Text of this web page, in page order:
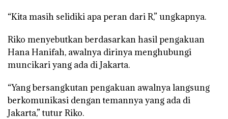
“Kita masih selidiki apa peran dari R,” ungkapnya.
Riko menyebutkan berdasarkan hasil pengakuan
Hana Hanifah, awalnya dirinya menghubungi
muncikari yang ada di Jakarta.
“Yang bersangkutan pengakuan awalnya langsung
berkomunikasi dengan temannya yang ada di
Jakarta,” tutur Riko.